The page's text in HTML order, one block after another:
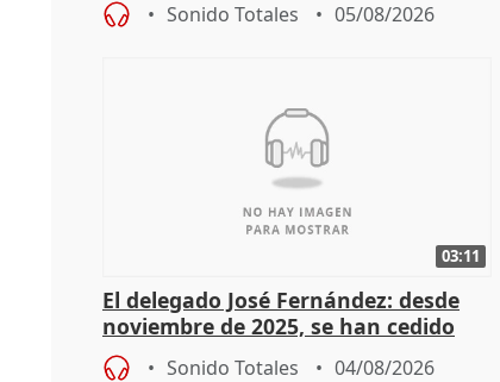
Sonido Totales 05/08/2026
03:11
El delegado José Fernández: desde
noviembre de 2025, se han cedido
9.810 ayudas por nacimiento
Sonido Totales 04/08/2026